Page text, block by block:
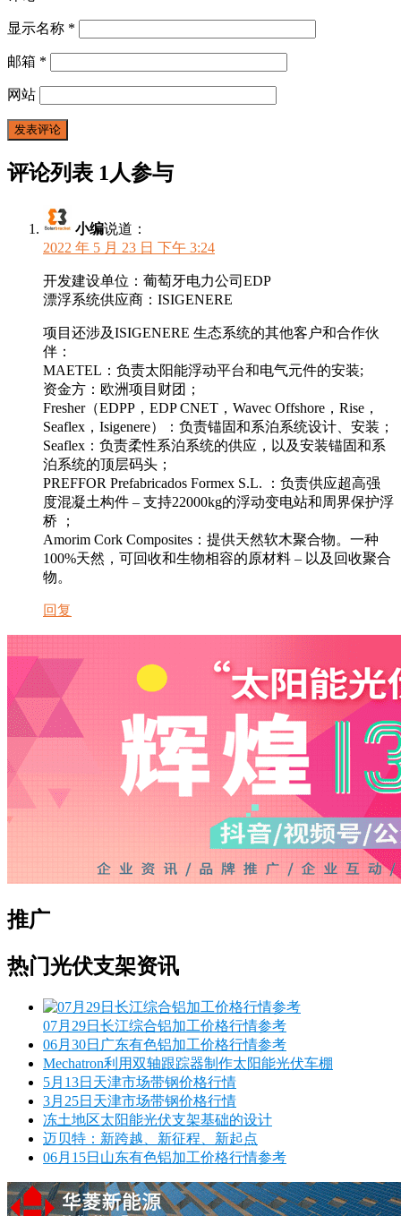
显示名称 *
邮箱 *
网站
评论列表 1人参与
小编说道：
2022 年 5 月 23 日 下午 3:24
开发建设单位：葡萄牙电力公司EDP
漂浮系统供应商：ISIGENERE
项目还涉及ISIGENERE 生态系统的其他客户和合作伙
伴：
MAETEL：负责太阳能浮动平台和电气元件的安装;
资金方：欧洲项目财团；
Fresher（EDPP，EDP CNET，Wavec Offshore，Rise，
Seaflex，Isigenere）：负责锚固和系泊系统设计、安装；
Seaflex：负责柔性系泊系统的供应，以及安装锚固和系
泊系统的顶层码头；
PREFFOR Prefabricados Formex S.L. ：负责供应超高强
度混凝土构件 – 支持22000kg的浮动变电站和周界保护浮
桥 ；
Amorim Cork Composites：提供天然软木聚合物。一种
100%天然，可回收和生物相容的原材料 – 以及回收聚合
物。
回复
推广
热门光伏支架资讯
07月29日长江综合铝加工价格行情参考
06月30日广东有色铝加工价格行情参考
Mechatron利用双轴跟踪器制作太阳能光伏车棚
5月13日天津市场带钢价格行情
3月25日天津市场带钢价格行情
冻土地区太阳能光伏支架基础的设计
迈贝特：新跨越、新征程、新起点
06月15日山东有色铝加工价格行情参考